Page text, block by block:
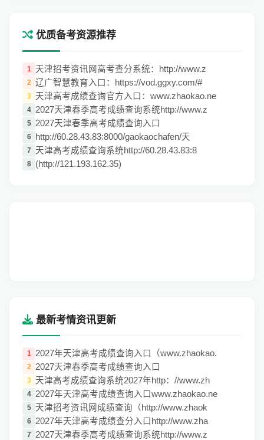
优质备考资源推荐
1 天津招考资讯网高考查分系统：http://www.z
2 辽广智慧教育入口：https://vod.ggxy.com/#
3 天津高考成绩查询官方入口：www.zhaokao.ne
4 2027天津春季高考成绩查询系统http://www.z
5 2027天津春季高考成绩查询入口
6 http://60.28.43.83:8000/gaokaochafen/天
7 天津高考成绩查询系统http://60.28.43.83:8
8 (http://121.193.162.35)
最新考情资讯更新
1 2027年天津高考成绩查询入口（www.zhaokao.
2 2027天津春季高考成绩查询入口
3 天津高考成绩查询系统2027年http：//www.zh
4 2027年天津高考成绩查询入口www.zhaokao.ne
5 天津招考资讯网成绩查询（http://www.zhaok
6 2027年天津高考成绩查分入口http://www.zha
7 2027天津春季高考成绩查询系统http://www.z